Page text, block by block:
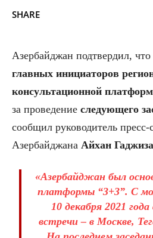
SHARE
Азербайджан подтвердил, что
главных инициаторов
консультационной
за проведение следующего
сообщил руководитель
Азербайджана Айхан
«Азербайджан был
платформы “3+3”. С
10 декабря 2021
встречи – в Москве,